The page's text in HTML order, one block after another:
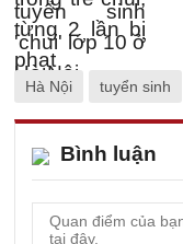
Hà Nội tuyển sinh
Bình luận